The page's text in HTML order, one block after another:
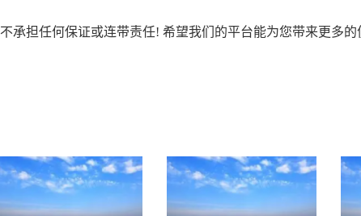
承担任何保证或连带责任! 希望我们的平台能为您带来更多的